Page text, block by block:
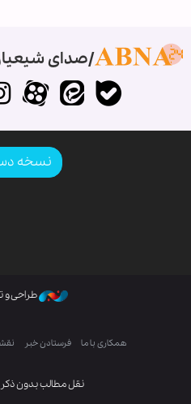
صدای
نسخه
نقل مطالب بدون
طراحی و
همکاری با ما فرستادن خبر